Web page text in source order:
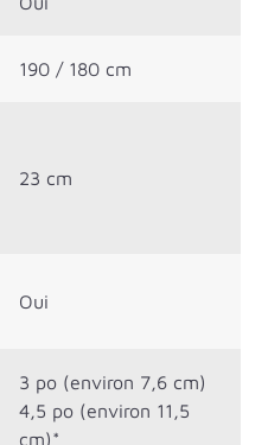
190 / 180 cm
23 cm
Oui
3 po (environ 7,6 cm)
4,5 po (environ 11,5
cm)*